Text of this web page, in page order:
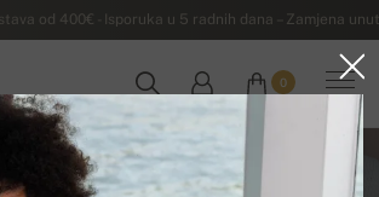
od 400€ - Isporuka u 5 radnih dana – Zamjena
0